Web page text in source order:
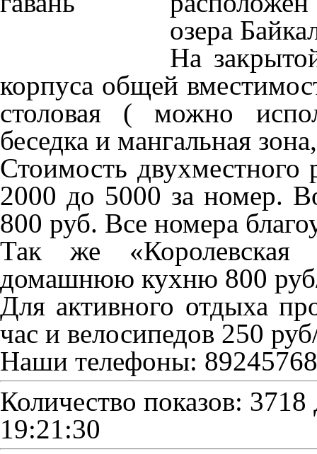
озера
На
корпуса общей
столовая ( можно
беседка и мангальная
Стоимость
2000 до 5000 за номер.
800 руб. Все номера
Так же «Королевская
домашнюю кухню 800
Для активного отдыха
час и велосипедов 250
Наши телефоны:
Количество показов: 3718
19:21:30